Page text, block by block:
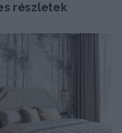
részletek